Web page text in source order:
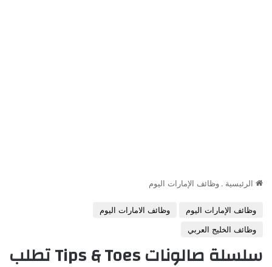
الرئيسية . وظائف الإمارات اليوم
وظائف الإمارات اليوم
وظائف الامارات اليوم
وظائف الخليج العربي
سلسلة صالونات Tips & Toes تطلب